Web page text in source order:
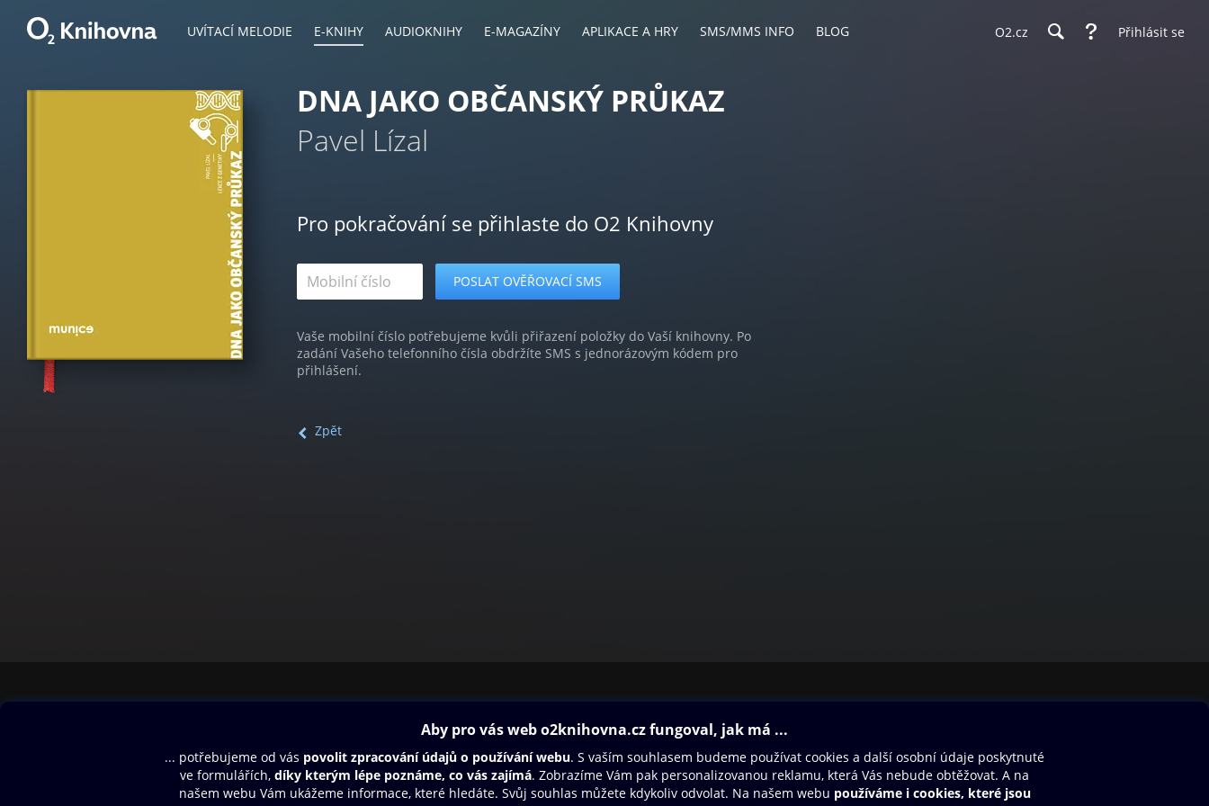
UVÍTACÍ MELODIE E-KNIHY AUDIOKNIHY E-MAGAZÍNY APLIKACE A HRY SMS/MMS INFO BLOG O2.cz Přihlásit se
DNA JAKO OBČANSKÝ PRŮKAZ
Pavel Lízal
Pro pokračování se přihlaste do O2 Knihovny
Vaše mobilní číslo potřebujeme kvůli přiřazení položky do Vaší knihovny. Po
zadání Vašeho telefonního čísla obdržíte SMS s jednorázovým kódem pro
přihlášení.
Zpět
Aplikace a hry
SMS/MMS Info
Blog
Dárkový poukaz
Nápověda
Oneplay Originály
Sport